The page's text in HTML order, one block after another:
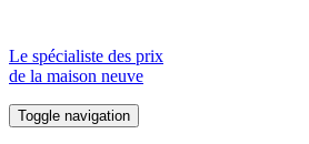
Le spécialiste des prix
de la maison neuve
Toggle navigation